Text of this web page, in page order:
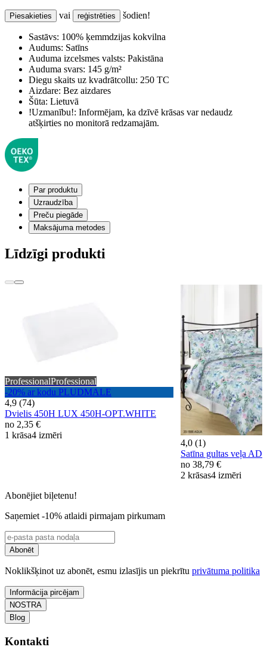
Piesakieties vai reģistrēties šodien!
Sastāvs: 100% ķemmdzijas kokvilna
Audums: Satīns
Auduma izcelsmes valsts: Pakistāna
Auduma svars: 145 g/m²
Diegu skaits uz kvadrātcollu: 250 TC
Aizdare: Bez aizdares
Šūta: Lietuvā
!Uzmanību!: Informējam, ka dzīvē krāsas var nedaudz
atšķirties no monitorā redzamajām.
Par produktu
Uzraudzība
Preču piegāde
Maksājuma metodes
Līdzīgi produkti
ProfessionalProfessional
-20% ar kodu PLUDMALE
4,9 (74)
Dvielis 450H LUX 450H-OPT.WHITE
no 2,35 €
1 krāsa4 izmēri
4,0 (1)
Satīna gultas veļa
no 38,79 €
2 krāsas4 izmēri
Abonējiet biļetenu!
Saņemiet -10% atlaidi pirmajam pirkumam
Abonēt
Noklikšķinot uz abonēt, esmu izlasījis un piekrītu privātuma politika
Informācija pircējam
NOSTRA
Blog
Kontakti